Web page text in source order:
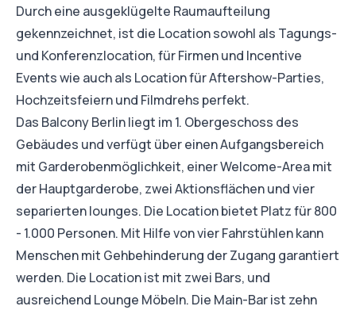
Durch eine ausgeklügelte Raumaufteilung
gekennzeichnet, ist die Location sowohl als Tagungs-
und Konferenzlocation, für Firmen und Incentive
Events wie auch als Location für Aftershow-Parties,
Hochzeitsfeiern und Filmdrehs perfekt.
Das Balcony Berlin liegt im 1. Obergeschoss des
Gebäudes und verfügt über einen Aufgangsbereich
mit Garderobenmöglichkeit, einer Welcome-Area mit
der Hauptgarderobe, zwei Aktionsflächen und vier
separierten lounges. Die Location bietet Platz für 800
- 1.000 Personen. Mit Hilfe von vier Fahrstühlen kann
Menschen mit Gehbehinderung der Zugang garantiert
werden. Die Location ist mit zwei Bars, und
ausreichend Lounge Möbeln. Die Main-Bar ist zehn